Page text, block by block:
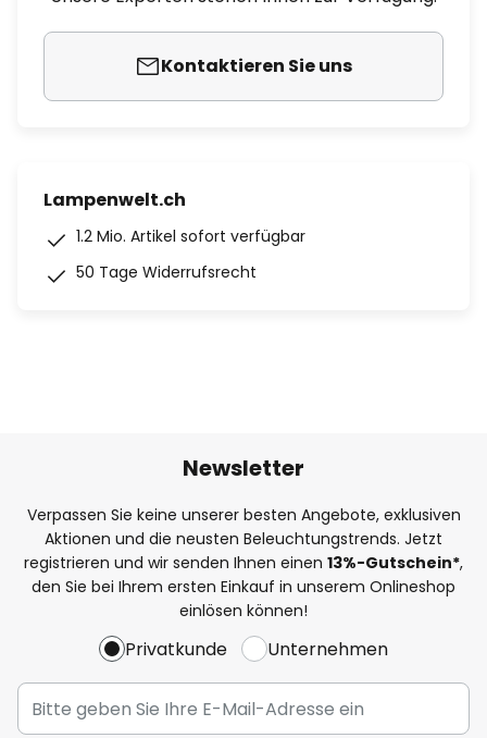
Kontaktieren Sie uns
Lampenwelt.ch
1.2 Mio. Artikel sofort verfügbar
50 Tage Widerrufsrecht
Newsletter
Verpassen Sie keine unserer besten Angebote, exklusiven
Aktionen und die neusten Beleuchtungstrends. Jetzt
registrieren und wir senden Ihnen einen 13%-Gutschein*,
den Sie bei Ihrem ersten Einkauf in unserem Onlineshop
einlösen können!
Privatkunde Unternehmen